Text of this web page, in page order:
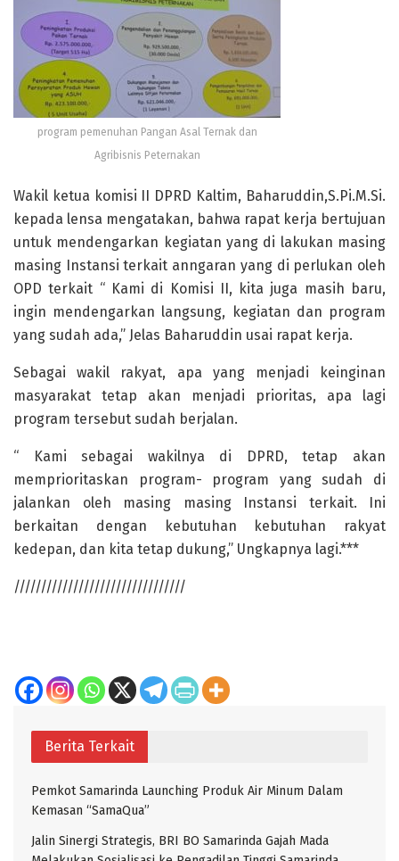
program pemenuhan Pangan Asal Ternak dan
Agribisnis Peternakan
Wakil ketua komisi II DPRD Kaltim, Baharuddin,S.Pi.M.Si.
kepada lensa mengatakan, bahwa rapat kerja bertujuan
untuk mendengarkan kegiatan yang di lakukan masing
masing Instansi terkait anngaran yang di perlukan oleh
OPD terkait “ Kami di Komisi II, kita juga masih baru,
ingin mendengarkan langsung, kegiatan dan program
yang sudah ada,” Jelas Baharuddin usai rapat kerja.
Sebagai wakil rakyat, apa yang menjadi keinginan
masyarakat tetap akan menjadi prioritas, apa lagi
program tersebut sudah berjalan.
“ Kami sebagai wakilnya di DPRD, tetap akan
memprioritaskan program- program yang sudah di
jalankan oleh masing masing Instansi terkait. Ini
berkaitan dengan kebutuhan kebutuhan rakyat
kedepan, dan kita tetap dukung,” Ungkapnya lagi.***
////////////////////////////////
Berita Terkait
Pemkot Samarinda Launching Produk Air Minum Dalam
Kemasan “SamaQua”
Jalin Sinergi Strategis, BRI BO Samarinda Gajah Mada